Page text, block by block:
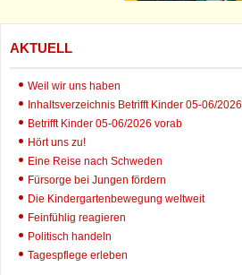
AKTUELL
Weil wir uns haben
Inhaltsverzeichnis Betrifft Kinder 05-06/2026
Betrifft Kinder 05-06/2026 vorab
Hört uns zu!
Eine Reise nach Schweden
Fürsorge bei Jungen fördern
Die Kindergartenbewegung weltweit
Feinfühlig reagieren
Politisch handeln
Tagespflege erleben